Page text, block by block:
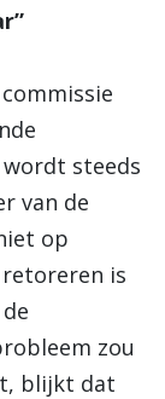
steeds
van de
op
is
zou
blijkt dat